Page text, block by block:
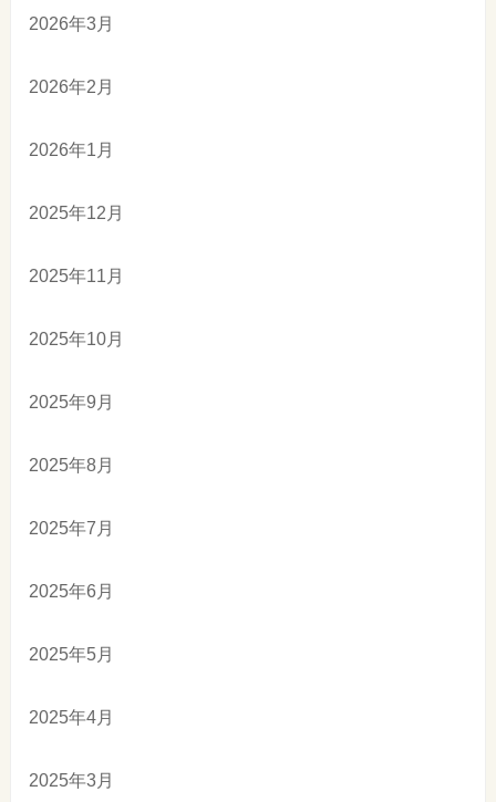
2026年3月
2026年2月
2026年1月
2025年12月
2025年11月
2025年10月
2025年9月
2025年8月
2025年7月
2025年6月
2025年5月
2025年4月
2025年3月